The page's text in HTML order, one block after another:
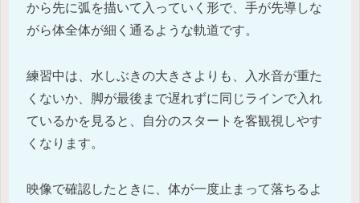
から先に弧を描いて入っていく形で、手が先導しな
がら体全体が細く通るような軌道です。
練習中は、水しぶきの大きさよりも、入水音が重た
くないか、脚が最後まで遅れずに同じラインで入れ
ているかを見ると、自分のスタートを客観視しやす
くなります。
映像で確認したときに、体が一度止まって落ちるよ